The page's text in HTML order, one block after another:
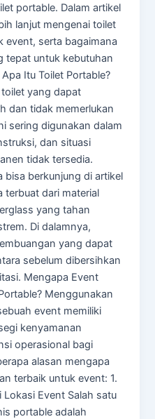
portable. Dalam artikel
lanjut mengenai toilet
event, serta bagaimana
tepat untuk kebutuhan
Itu Toilet Portable?
yang dapat
dan tidak memerlukan
sering digunakan dalam
dan situasi
tidak tersedia.
bisa berkunjung di artikel
terbuat dari material
yang tahan
Di dalamnya,
yang dapat
sebelum dibersihkan
Mengapa Event
Menggunakan
event memiliki
kenyamanan
operasional bagi
alasan mengapa
terbaik untuk event: 1.
Event Salah satu
portable adalah